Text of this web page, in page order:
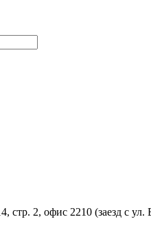
стр. 2, офис 2210 (заезд с ул.